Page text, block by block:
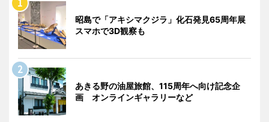
昭島で「アキシマクジラ」化石発見65周年展
スマホで3D観察も
あきる野の油屋旅館、115周年へ向け記念企
画 オンラインギャラリーなど